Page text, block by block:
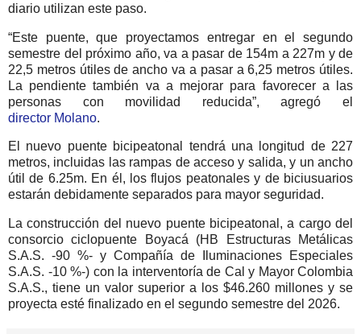
diario utilizan este paso.
“Este puente, que proyectamos entregar en el segundo
semestre del próximo año, va a pasar de 154m a 227m y de
22,5 metros útiles de ancho va a pasar a 6,25 metros útiles.
La pendiente también va a mejorar para favorecer a las
personas con movilidad reducida”, agregó el
director Molano.
El nuevo puente bicipeatonal tendrá una longitud de 227
metros, incluidas las rampas de acceso y salida, y un ancho
útil de 6.25m. En él, los flujos peatonales y de biciusuarios
estarán debidamente separados para mayor seguridad.
La construcción del nuevo puente bicipeatonal, a cargo del
consorcio ciclopuente Boyacá (HB Estructuras Metálicas
S.A.S. -90 %- y Compañía de Iluminaciones Especiales
S.A.S. -10 %-) con la interventoría de Cal y Mayor Colombia
S.A.S., tiene un valor superior a los $46.260 millones y se
proyecta esté finalizado en el segundo semestre del 2026.